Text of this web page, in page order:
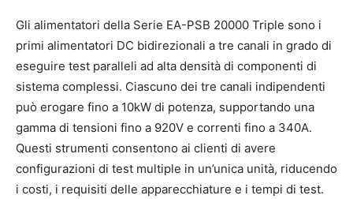
Gli alimentatori della Serie EA-PSB 20000 Triple sono i
primi alimentatori DC bidirezionali a tre canali in grado di
eseguire test paralleli ad alta densità di componenti di
sistema complessi. Ciascuno dei tre canali indipendenti
può erogare fino a 10kW di potenza, supportando una
gamma di tensioni fino a 920V e correnti fino a 340A.
Questi strumenti consentono ai clienti di avere
configurazioni di test multiple in un’unica unità, riducendo
i costi, i requisiti delle apparecchiature e i tempi di test.